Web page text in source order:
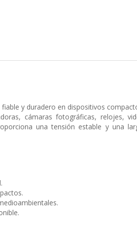
y duradero en dispositivos
cámaras fotográficas, relojes,
una tensión estable y una